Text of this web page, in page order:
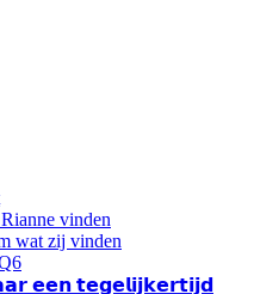
vinden
wat zij vinden
𝗲𝗲𝗻 𝘁𝗲𝗴𝗲𝗹𝗶𝗷𝗸𝗲𝗿𝘁𝗶𝗷𝗱